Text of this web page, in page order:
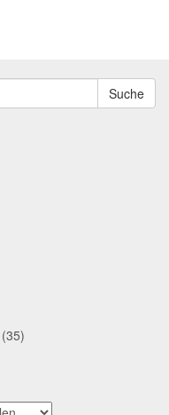
Suche
(35)